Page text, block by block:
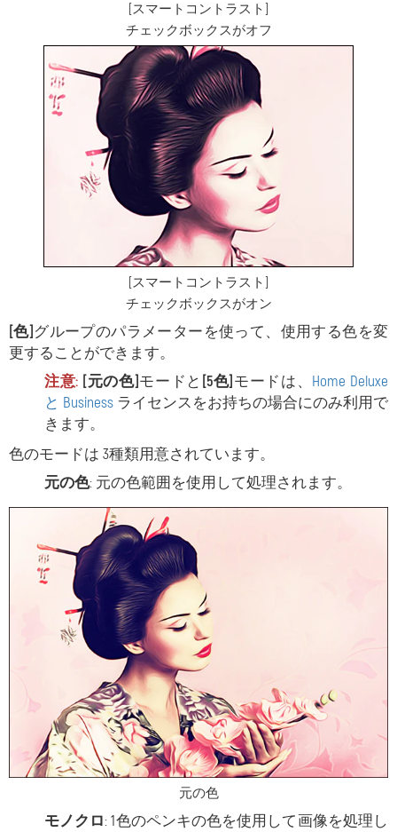
[スマートコントラスト]
チェックボックスがオフ
[スマートコントラスト]
チェックボックスがオン
[色]グループのパラメーターを使って、使用する色を変
更することができます。
注意: [元の色]モードと [5色]モードは、 Home Deluxe
と Business ライセンスをお持ちの場合にのみ利用で
きます。
色のモードは 3種類用意されています。
元の色: 元の色範囲を使用して処理されます。
元の色
モノクロ: 1色のペンキの色を使用して画像を処理し